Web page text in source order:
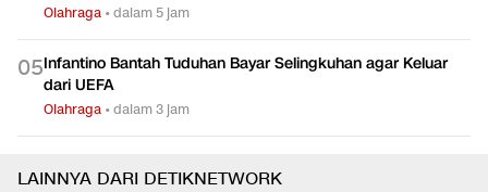
Olahraga •dalam 5 jam
05Infantino Bantah Tuduhan Bayar Selingkuhan agar Keluar
dari UEFA
Olahraga •dalam 3 jam
LAINNYA DARI DETIKNETWORK